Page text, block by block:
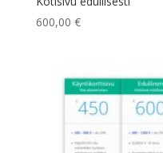
600,00 €